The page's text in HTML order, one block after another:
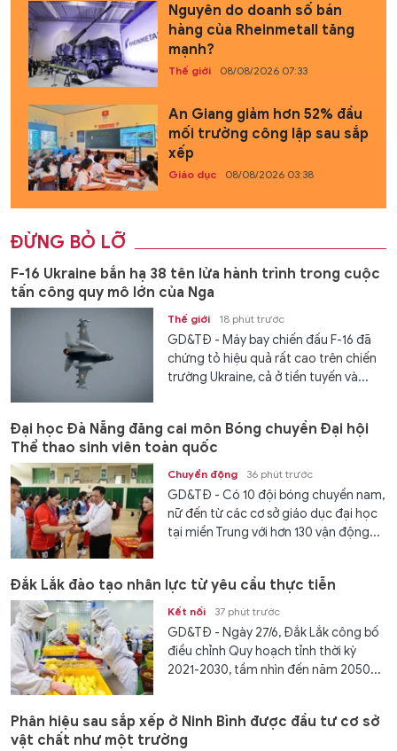
Nguyên do doanh số bán
hàng của Rheinmetall tăng
mạnh?
Thế giới 08/08/2026 07:33
An Giang giảm hơn 52% đầu
mối trường công lập sau sắp
xếp
Giáo dục 08/08/2026 03:38
ĐỪNG BỎ LỠ
F-16 Ukraine bắn hạ 38 tên lửa hành trình trong cuộc
tấn công quy mô lớn của Nga
Thế giới 18 phút trước
GD&TĐ - Máy bay chiến đấu F-16 đã
chứng tỏ hiệu quả rất cao trên chiến
trường Ukraine, cả ở tiền tuyến và...
Đại học Đà Nẵng đăng cai môn Bóng chuyền Đại hội
Thể thao sinh viên toàn quốc
Chuyển động 36 phút trước
GD&TĐ - Có 10 đội bóng chuyền nam,
nữ đến từ các cơ sở giáo dục đại học
tại miền Trung với hơn 130 vận động...
Đắk Lắk đào tạo nhân lực từ yêu cầu thực tiễn
Kết nối 37 phút trước
GD&TĐ - Ngày 27/6, Đắk Lắk công bố
điều chỉnh Quy hoạch tỉnh thời kỳ
2021-2030, tầm nhìn đến năm 2050...
Phân hiệu sau sắp xếp ở Ninh Bình được đầu tư cơ sở
vật chất như một trường